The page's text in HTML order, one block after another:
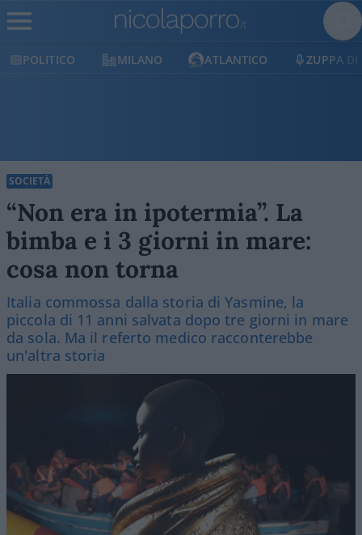
MILANO ATLANTICO ZUPPA DI PORRO
SOCIETÀ
“Non era in ipotermia”. La
bimba e i 3 giorni in mare:
cosa non torna
Italia commossa dalla storia di Yasmine, la
piccola di 11 anni salvata dopo tre giorni in mare
da sola. Ma il referto medico racconterebbe
un'altra storia